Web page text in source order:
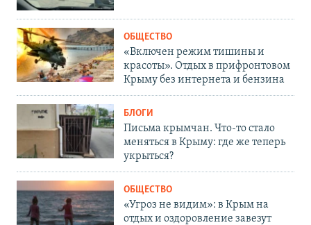
ОБЩЕСТВО
«Включен режим тишины и
красоты». Отдых в прифронтовом
Крыму без интернета и бензина
БЛОГИ
Письма крымчан. Что-то стало
меняться в Крыму: где же теперь
укрыться?
ОБЩЕСТВО
«Угроз не видим»: в Крым на
отдых и оздоровление завезут